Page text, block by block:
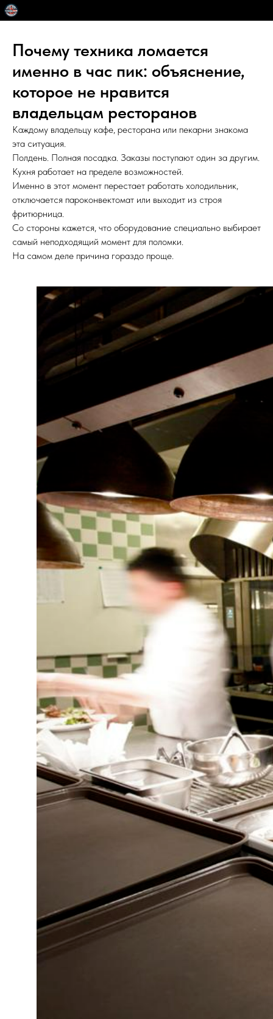
Почему техника ломается
именно в час пик: объяснение,
которое не нравится
владельцам ресторанов
Каждому владельцу кафе, ресторана или пекарни знакома
эта ситуация.
Полдень. Полная посадка. Заказы поступают один за другим.
Кухня работает на пределе возможностей.
Именно в этот момент перестает работать холодильник,
отключается пароконвектомат или выходит из строя
фритюрница.
Со стороны кажется, что оборудование специально выбирает
самый неподходящий момент для поломки.
На самом деле причина гораздо проще.